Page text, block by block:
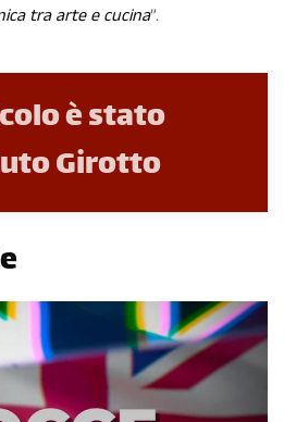
tra arte e cucina”.
è stato
Girotto